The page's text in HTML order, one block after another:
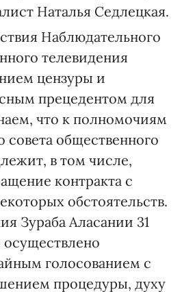
Наталья Седлецкая.
Наблюдательного
телевидения
цензуры и
прецедентом для
что к полномочиям
совета общественного
в том числе,
контракта с
обстоятельств.
Зураба Аласании 31
осуществлено
голосованием с
процедуры, духу